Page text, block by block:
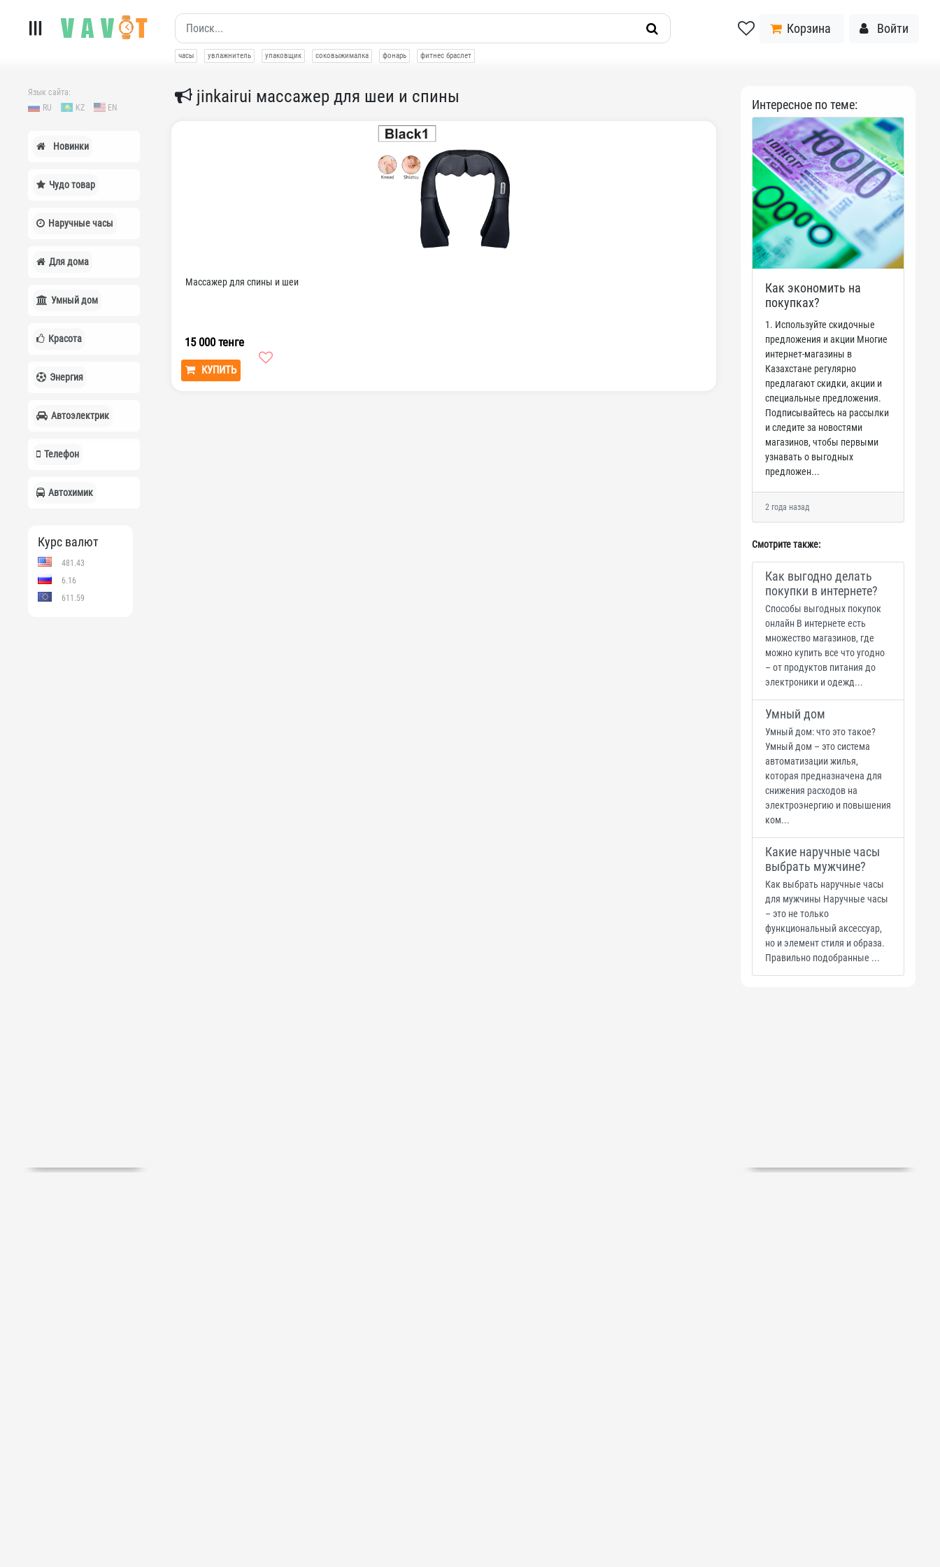
часы увлажнитель упаковщик соковыжималка фонарь фитнес браслет
Корзина Войти
Язык сайта:
RU
KZ EN
Новинки
Чудо товар
Наручные часы
Для дома
Умный дом
Красота
Энергия
Автоэлектрик
Телефон
Автохимик
Курс валют
481.43
6.16
611.59
jinkairui массажер для шеи и спины
Массажер для спины и шеи
15 000 тенге
КУПИТЬ
Интересное по теме:
Как экономить на
покупках?
1. Используйте скидочные
предложения и акции Многие
интернет-магазины в
Казахстане регулярно
предлагают скидки, акции и
специальные предложения.
Подписывайтесь на рассылки
и следите за новостями
магазинов, чтобы первыми
узнавать о выгодных
предложен...
2 года назад
Смотрите также:
Как выгодно делать
покупки в интернете?
Способы выгодных покупок
онлайн В интернете есть
множество магазинов, где
можно купить все что угодно
– от продуктов питания до
электроники и одежд...
Умный дом
Умный дом: что это такое?
Умный дом – это система
автоматизации жилья,
которая предназначена для
снижения расходов на
электроэнергию и повышения
ком...
Какие наручные часы
выбрать мужчине?
Как выбрать наручные часы
для мужчины Наручные часы
– это не только
функциональный аксессуар,
но и элемент стиля и образа.
Правильно подобранные ...